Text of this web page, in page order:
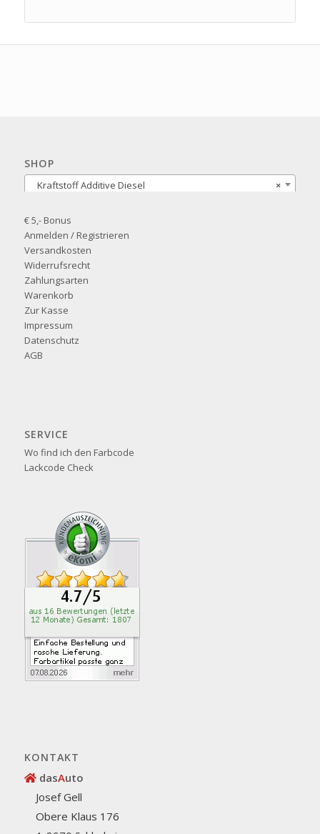
SHOP
×
Kraftstoff Additive Diesel
€ 5,- Bonus
Anmelden / Registrieren
Versandkosten
Widerrufsrecht
Zahlungsarten
Warenkorb
Zur Kasse
Impressum
Datenschutz
AGB
SERVICE
Wo find ich den Farbcode
Lackcode Check
KONTAKT
dasAuto
Josef Gell
Obere Klaus 176